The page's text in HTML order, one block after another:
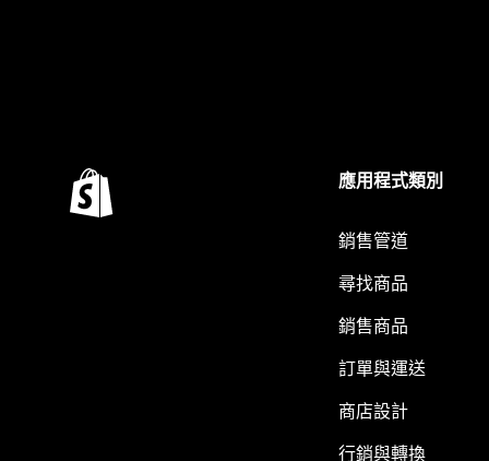
應用程式類別
銷售管道
尋找商品
銷售商品
訂單與運送
商店設計
行銷與轉換